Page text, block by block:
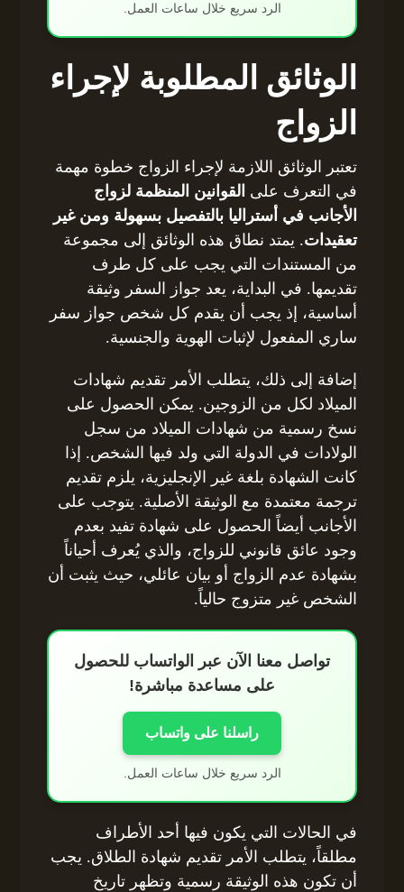
الرد سريع خلال ساعات العمل.
الوثائق المطلوبة لإجراء
الزواج
تعتبر الوثائق اللازمة لإجراء الزواج خطوة مهمة
في التعرف على القوانين المنظمة لزواج
الأجانب في أستراليا بالتفصيل بسهولة ومن غير
تعقيدات. يمتد نطاق هذه الوثائق إلى مجموعة
من المستندات التي يجب على كل طرف
تقديمها. في البداية، يعد جواز السفر وثيقة
أساسية، إذ يجب أن يقدم كل شخص جواز سفر
ساري المفعول لإثبات الهوية والجنسية.
إضافة إلى ذلك، يتطلب الأمر تقديم شهادات
الميلاد لكل من الزوجين. يمكن الحصول على
نسخ رسمية من شهادات الميلاد من سجل
الولادات في الدولة التي ولد فيها الشخص. إذا
كانت الشهادة بلغة غير الإنجليزية، يلزم تقديم
ترجمة معتمدة مع الوثيقة الأصلية. يتوجب على
الأجانب أيضاً الحصول على شهادة تفيد بعدم
وجود عائق قانوني للزواج، والذي يُعرف أحياناً
بشهادة عدم الزواج أو بيان عائلي، حيث يثبت أن
الشخص غير متزوج حالياً.
تواصل معنا الآن عبر الواتساب للحصول
على مساعدة مباشرة!
راسلنا على واتساب
الرد سريع خلال ساعات العمل.
في الحالات التي يكون فيها أحد الأطراف
مطلقاً، يتطلب الأمر تقديم شهادة الطلاق. يجب
أن تكون هذه الوثيقة رسمية وتظهر تاريخ